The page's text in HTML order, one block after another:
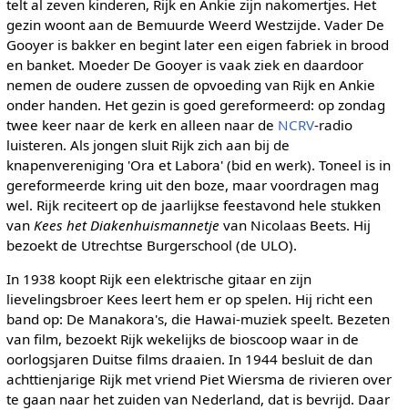
telt al zeven kinderen, Rijk en Ankie zijn nakomertjes. Het
gezin woont aan de Bemuurde Weerd Westzijde. Vader De
Gooyer is bakker en begint later een eigen fabriek in brood
en banket. Moeder De Gooyer is vaak ziek en daardoor
nemen de oudere zussen de opvoeding van Rijk en Ankie
onder handen. Het gezin is goed gereformeerd: op zondag
twee keer naar de kerk en alleen naar de NCRV-radio
luisteren. Als jongen sluit Rijk zich aan bij de
knapenvereniging 'Ora et Labora' (bid en werk). Toneel is in
gereformeerde kring uit den boze, maar voordragen mag
wel. Rijk reciteert op de jaarlijkse feestavond hele stukken
van Kees het Diakenhuismannetje van Nicolaas Beets. Hij
bezoekt de Utrechtse Burgerschool (de ULO).
In 1938 koopt Rijk een elektrische gitaar en zijn
lievelingsbroer Kees leert hem er op spelen. Hij richt een
band op: De Manakora's, die Hawai-muziek speelt. Bezeten
van film, bezoekt Rijk wekelijks de bioscoop waar in de
oorlogsjaren Duitse films draaien. In 1944 besluit de dan
achttienjarige Rijk met vriend Piet Wiersma de rivieren over
te gaan naar het zuiden van Nederland, dat is bevrijd. Daar